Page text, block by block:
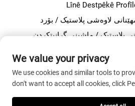
Lînê Destpêkê
لاوەشی پلاستیک / بۆرد
پلاستیک / ماشینی گرانيتکردن
کۆمپانیا
Politîka
We value your privacy
We use cookies and similar tools to
don't want to accept all cookies, click